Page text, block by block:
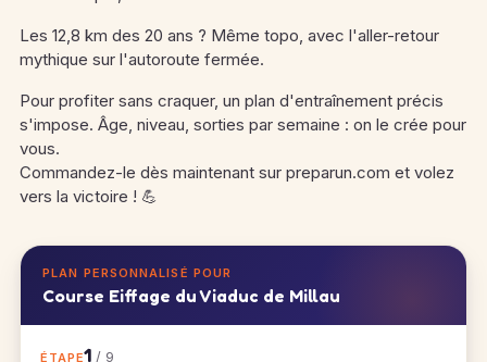
Les 12,8 km des 20 ans ? Même topo, avec l'aller-retour
mythique sur l'autoroute fermée.
Pour profiter sans craquer, un plan d'entraînement précis
s'impose. Âge, niveau, sorties par semaine : on le crée pour
vous.
Commandez-le dès maintenant sur preparun.com et volez
vers la victoire ! 💪
PLAN PERSONNALISÉ POUR
Course Eiffage du Viaduc de Millau
ÉTAPE1 / 9